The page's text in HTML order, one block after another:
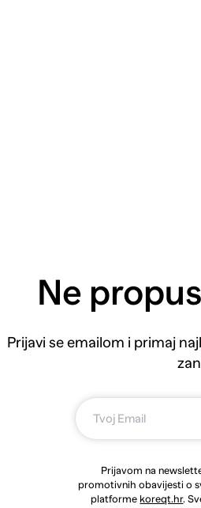
Ne
Prijavi se emailom i primaj
Prijavom na
promotivnih obavijesti o
platforme koreqt.hr.